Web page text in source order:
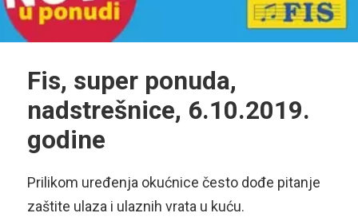
Fis, super ponuda,
nadstrešnice, 6.10.2019.
godine
Prilikom uređenja okućnice često dođe pitanje
zaštite ulaza i ulaznih vrata u kuću.